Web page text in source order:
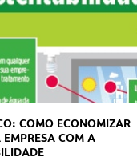
COMO ECONOMIZAR
COM A